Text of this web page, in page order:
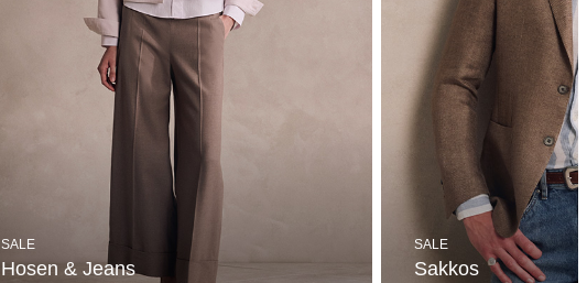
SALE
Hosen & Jeans
SALE
Sakkos